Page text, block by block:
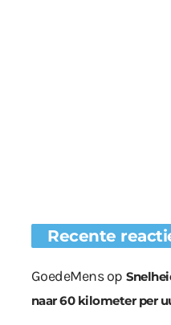
Recente
GoedeMensop
naar 60 kilometer per